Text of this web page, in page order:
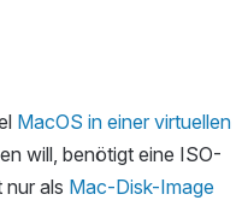
MacOS in einer virtuellen
will, benötigt eine ISO-
als Mac-Disk-Image